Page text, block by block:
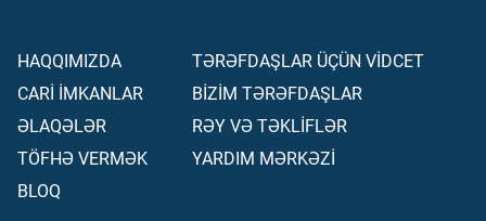
HAQQIMIZDA
CARİ İMKANLAR
ƏLAQƏLƏR
TÖFHƏ VERMƏK
BLOQ
TƏRƏFDAŞLAR ÜÇÜN VİDCET
BİZİM TƏRƏFDAŞLAR
RƏY VƏ TƏKLİFLƏR
YARDIM MƏRKƏZİ